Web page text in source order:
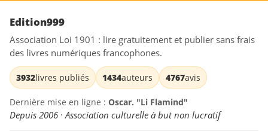
Edition999
Association Loi 1901 : lire gratuitement et publier sans frais
des livres numériques francophones.
3932livres publiés 1434auteurs 4767avis
Dernière mise en ligne : Oscar. "Li Flamind"
Depuis 2006 · Association culturelle à but non lucratif